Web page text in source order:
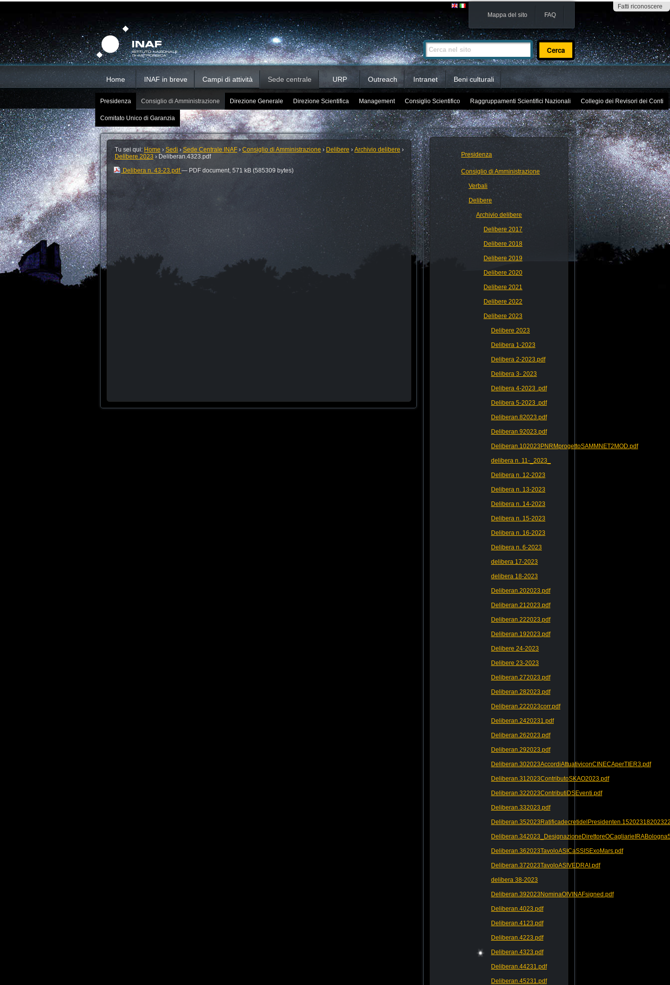
Fatti riconoscere
contenuti.
Salta
alla
navigazione
Mappa del sito FAQ
Cerca nel sito
Ricerca
avanzata…
Home INAF in breve Campi di attività Sede centrale URP Outreach Intranet Beni culturali
Presidenza Consiglio di Amministrazione Direzione Generale Direzione Scientifica Management Consiglio Scientifico Raggruppamenti Scientifici Nazionali Collegio dei Revisori dei Conti
Comitato Unico di Garanzia
Tu sei qui: Home › Sedi › Sede Centrale INAF › Consiglio di Amministrazione › Delibere › Archivio delibere ›
Delibere 2023 › Deliberan.4323.pdf
Delibera n. 43-23.pdf— PDF document, 571 kB (585309 bytes)
Presidenza
Consiglio di Amministrazione
Verbali
Delibere
Archivio delibere
Delibere 2017
Delibere 2018
Delibere 2019
Delibere 2020
Delibere 2021
Delibere 2022
Delibere 2023
Delibere 2023
Delibera 1-2023
Delibera 2-2023.pdf
Delibera 3- 2023
Delibera 4-2023 .pdf
Delibera 5-2023 .pdf
Deliberan.82023.pdf
Deliberan.92023.pdf
Deliberan.102023PNRMprogettoSAMMNET2MOD.pdf
delibera n. 11-_2023_
Delibera n. 12-2023
Delibera n. 13-2023
Delibera n. 14-2023
Delibera n. 15-2023
Delibera n. 16-2023
Delibera n. 6-2023
delibera 17-2023
delibera 18-2023
Deliberan.202023.pdf
Deliberan.212023.pdf
Deliberan.222023.pdf
Deliberan.192023.pdf
Delibere 24-2023
Delibere 23-2023
Deliberan.272023.pdf
Deliberan.282023.pdf
Deliberan.222023corr.pdf
Deliberan.2420231.pdf
Deliberan.262023.pdf
Deliberan.292023.pdf
Deliberan.302023AccordiAttuativiconCINECAperTIER3.pdf
Deliberan.312023ContributoSKAO2023.pdf
Deliberan.322023ContributiDSEventi.pdf
Deliberan.332023.pdf
Deliberan.362023TavoloASICaSSISExoMars.pdf
Deliberan.372023TavoloASIVEDRAI.pdf
delibera 38-2023
Deliberan.392023NominaOIVINAFsigned.pdf
Deliberan.4023.pdf
Deliberan.4123.pdf
Deliberan.4223.pdf
Deliberan.4323.pdf
Deliberan.44231.pdf
Deliberan.45231.pdf